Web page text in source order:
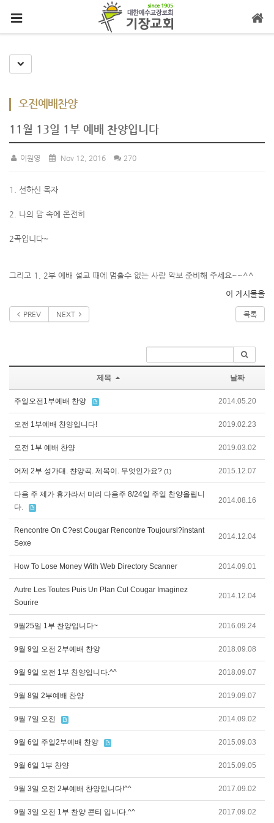
Toggle Dropdown
오전예배찬양
11월 13일 1부 예배 찬양입니다
이원영 Nov 12, 2016 270
1. 선하신 목자
2. 나의 맘 속에 온전히
2곡입니다~
그리고 1, 2부 예배 설교 때에 멈출수 없는 사랑 악보 준비해 주세요~~^^
이 게시물을
PREV NEXT 목록
제목 날짜
주일오전1부예배 찬양 2014.05.20
오전 1부예배 찬양입니다! 2019.02.23
오전 1부 예배 찬양 2019.03.02
어제 2부 성가대. 챤양곡. 제목이. 무엇인가요? (1) 2015.12.07
다음 주 제가 휴가라서 미리 다음주 8/24일 주일 찬양올립니
다.
2014.08.16
Rencontre On C?est Cougar Rencontre Toujoursl?instant
Sexe
2014.12.04
How To Lose Money With Web Directory Scanner 2014.09.01
Autre Les Toutes Puis Un Plan Cul Cougar Imaginez
Sourire
2014.12.04
9월25일 1부 찬양입니다~ 2016.09.24
9월 9일 오전 2부예배 찬양 2018.09.08
9월 9일 오전 1부 찬양입니다.^^ 2018.09.07
9월 8일 2부예배 찬양 2019.09.07
9월 7일 오전 2014.09.02
9월 6일 주일2부예배 찬양 2015.09.03
9월 6일 1부 찬양 2015.09.05
9월 3일 오전 2부예배 찬양입니다!^^ 2017.09.02
9월 3일 오전 1부 찬양 콘티 입니다.^^ 2017.09.02